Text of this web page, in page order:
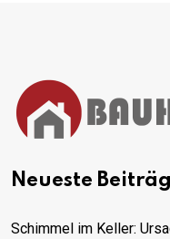
Neueste
Schimmel im Keller: